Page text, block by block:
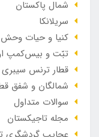
شمال پاکستان
سریلانکا
کنیا و حیات وحش
تبّت و بیس‌کمپ
قطار ترنس سیبری
شمالگان و شفق
سوالات متداول
مجله تاجیکستان